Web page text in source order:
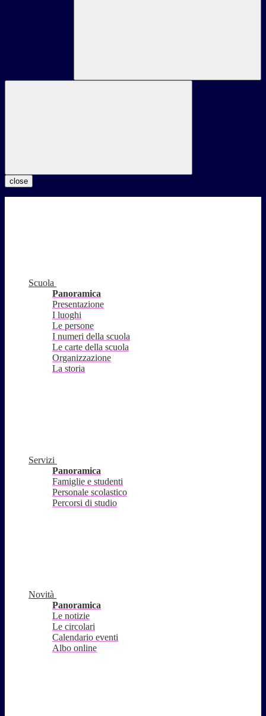
close
Scuola
Panoramica
Presentazione
I luoghi
Le persone
I numeri della scuola
Le carte della scuola
Organizzazione
La storia
Servizi
Panoramica
Famiglie e studenti
Personale scolastico
Percorsi di studio
Novità
Panoramica
Le notizie
Le circolari
Calendario eventi
Albo online